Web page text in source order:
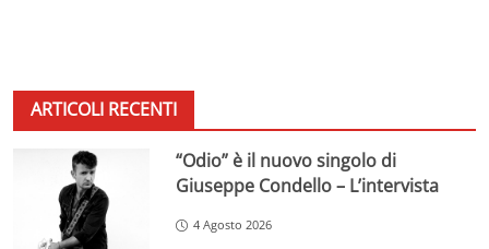
ARTICOLI RECENTI
“Odio” è il nuovo singolo di
Giuseppe Condello – L’intervista
4 Agosto 2026